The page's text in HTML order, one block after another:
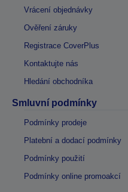
Vrácení objednávky
Ověření záruky
Registrace CoverPlus
Kontaktujte nás
Hledání obchodníka
Smluvní podmínky
Podmínky prodeje
Platební a dodací podmínky
Podmínky použití
Podmínky online promoakcí